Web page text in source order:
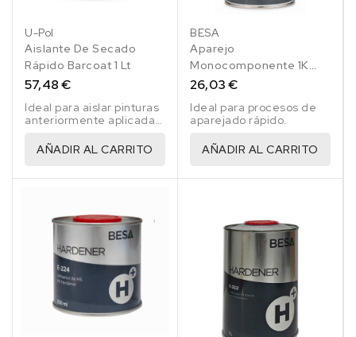
U-Pol
Aislante De Secado
Rápido Barcoat 1 Lt
57,48 €
Ideal para aislar pinturas
anteriormente aplicadas
disolventes más
potentes
AÑADIR AL CARRITO
BESA
Aparejo
Monocomponente 1K
Urki-Filler Gris Claro Ral
26,03 €
Ideal para procesos de
aparejado rápido.
AÑADIR AL CARRITO